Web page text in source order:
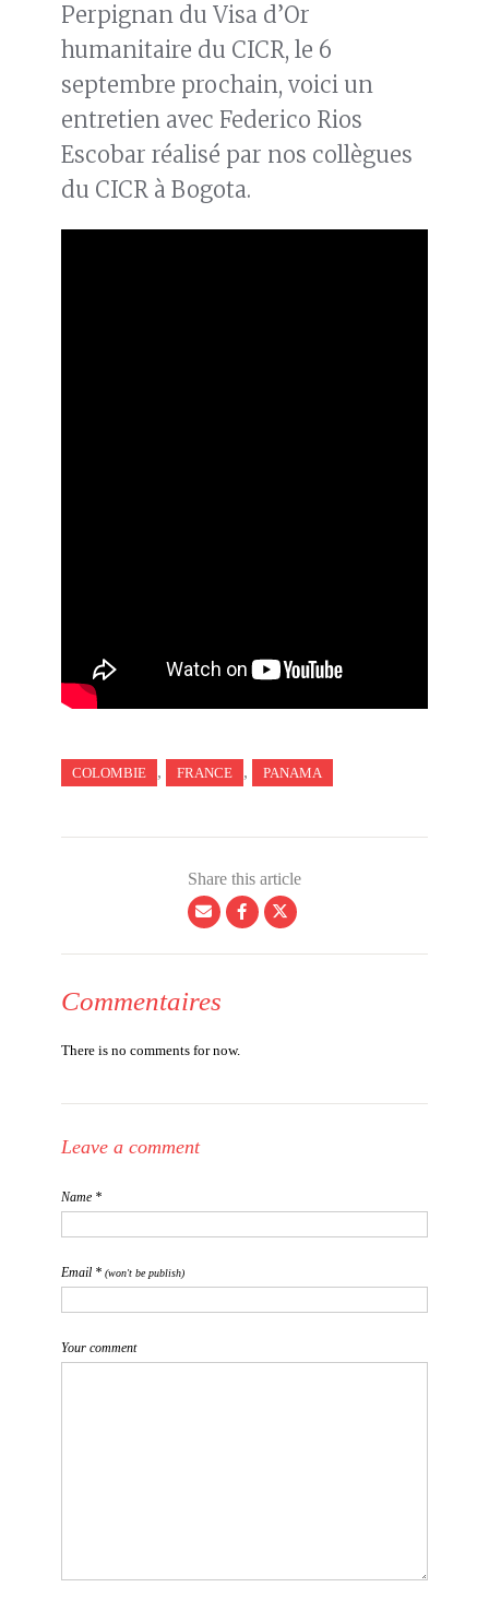
Perpignan du Visa d’Or
humanitaire du CICR, le 6
septembre prochain, voici un
entretien avec Federico Rios
Escobar réalisé par nos collègues
du CICR à Bogota.
COLOMBIE , FRANCE , PANAMA
Share this article
Commentaires
There is no comments for now.
Leave a comment
Name *
Email * (won't be publish)
Your comment